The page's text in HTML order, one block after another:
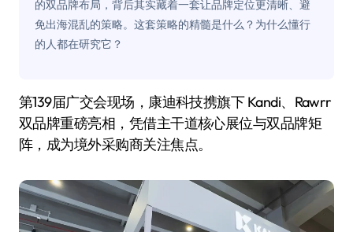
的双品牌布局，背后其实藏着一套让品牌定位更清晰、避
免出海混乱的策略。这套策略的精髓是什么？为什么懂行
的人都在研究它？
第139届广交会现场，康迪科技携旗下 Kandi、Rawrr
双品牌重磅亮相，凭借主干道核心展位与双品牌矩
阵，成为境外采购商关注焦点。